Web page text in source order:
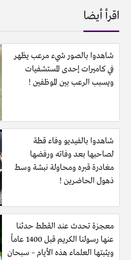
اقرأ أيضا
شاهدوا بالصور شيء مرعب يظهر
في كاميرات إحدى المستشفيات
ويسبب الرعب بين الموظفين !
شاهدوا بالفيديو وفاء قطة
لصاحبها بعد وفاته ورفضها
مغادرة قبره ومحاولة نبشة وسط
ذهول الحاضرين !
معجزة تحدث عند القطط حدثنا
عنها رسولنا الكريم قبل 1400 عاماً
ويثبتها العلماء هذه الأيام – سبحان